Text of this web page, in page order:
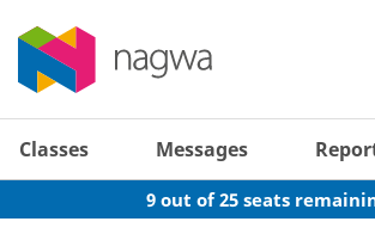
Classes Messages
9 out of 25 seats